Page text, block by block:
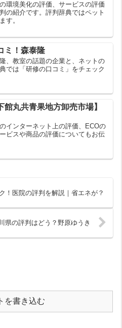
環境美化の評価、サービスの評価
の紹介です。評判辞典ではペット
す。
ミ！森泰隆
、教室の話題の企業と、ネットの
では「研修の口コミ」をチェック
丸共青果地方卸売市場】
インターネット上の評価、ECOの
ビスや商品の評価についてもお伝
！医院の評判を解説｜省エネが？
県の評判はどう？野原ゆうき
を書き込む